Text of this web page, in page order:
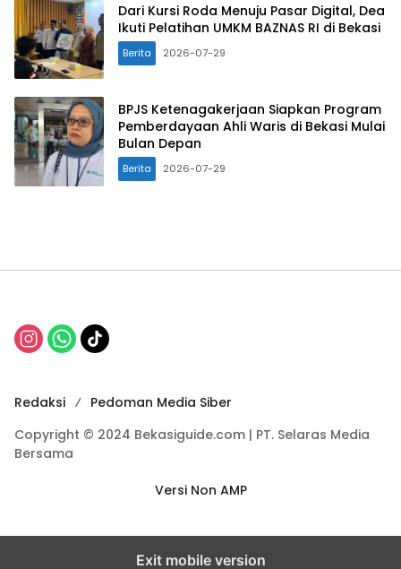
Dari Kursi Roda Menuju Pasar Digital, Dea
Ikuti Pelatihan UMKM BAZNAS RI di Bekasi
Berita 2026-07-29
BPJS Ketenagakerjaan Siapkan Program
Pemberdayaan Ahli Waris di Bekasi Mulai
Bulan Depan
Berita 2026-07-29
Redaksi
Pedoman Media Siber
Copyright © 2024 Bekasiguide.com | PT. Selaras Media
Bersama
Versi Non AMP
Exit mobile version